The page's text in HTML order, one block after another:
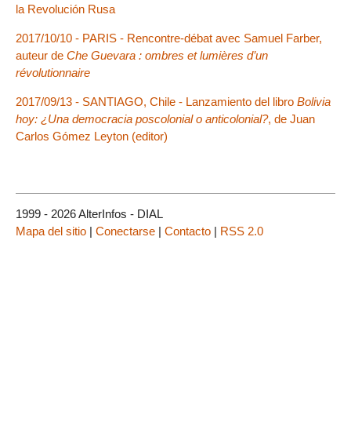
la Revolución Rusa
2017/10/10 - PARIS - Rencontre-débat avec Samuel Farber,
auteur de Che Guevara : ombres et lumières d’un
révolutionnaire
2017/09/13 - SANTIAGO, Chile - Lanzamiento del libro Bolivia
hoy: ¿Una democracia poscolonial o anticolonial?, de Juan
Carlos Gómez Leyton (editor)
1999 - 2026 AlterInfos - DIAL
Mapa del sitio | Conectarse | Contacto | RSS 2.0